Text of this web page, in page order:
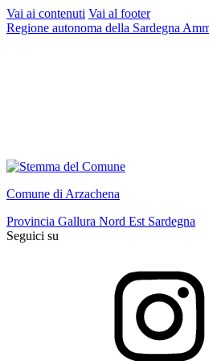
Vai ai contenuti Vai al footer
Regione autonoma della Sardegna
Comune di Arzachena
Provincia Gallura Nord Est Sardegna
Seguici su